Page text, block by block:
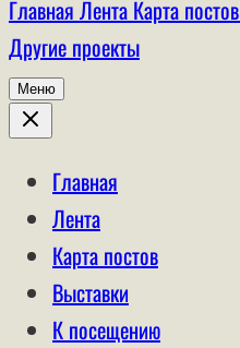
Главная Лента Карта постов
Другие проекты
Меню
Главная
Лента
Карта постов
Выставки
К посещению